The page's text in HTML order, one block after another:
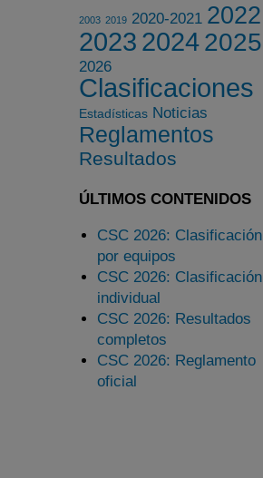
2003 2019 2020-2021 2022
2023 20242025
2026
Clasificaciones
Estadísticas Noticias
Reglamentos
Resultados
ÚLTIMOS CONTENIDOS
CSC 2026: Clasificación
por equipos
CSC 2026: Clasificación
individual
CSC 2026: Resultados
completos
CSC 2026: Reglamento
oficial